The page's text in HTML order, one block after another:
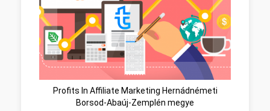
Profits In Affiliate Marketing Hernádnémeti
Borsod-Abaúj-Zemplén megye